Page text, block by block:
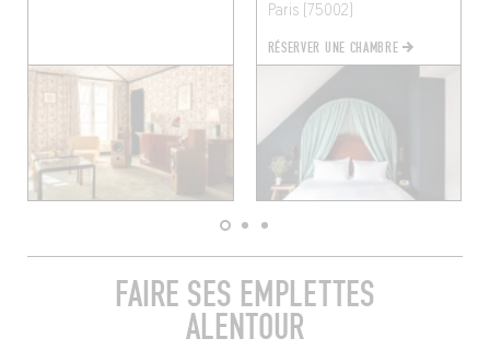
Paris (75002)
RÉSERVER UNE CHAMBRE
FAIRE SES EMPLETTES
ALENTOUR